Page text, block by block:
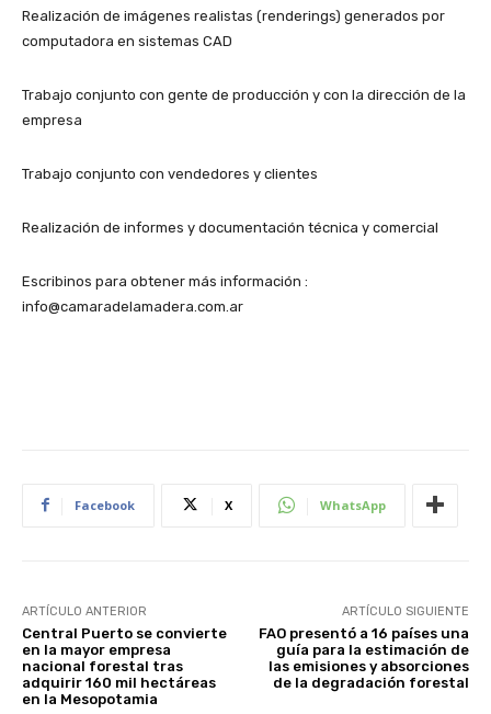
Realización de imágenes realistas (renderings) generados por
computadora en sistemas CAD
Trabajo conjunto con gente de producción y con la dirección de la
empresa
Trabajo conjunto con vendedores y clientes
Realización de informes y documentación técnica y comercial
Escribinos para obtener más información :
info@camaradelamadera.com.ar
Facebook X WhatsApp
ARTÍCULO ANTERIOR
Central Puerto se convierte
en la mayor empresa
nacional forestal tras
adquirir 160 mil hectáreas
en la Mesopotamia
ARTÍCULO SIGUIENTE
FAO presentó a 16 países una
guía para la estimación de
las emisiones y absorciones
de la degradación forestal